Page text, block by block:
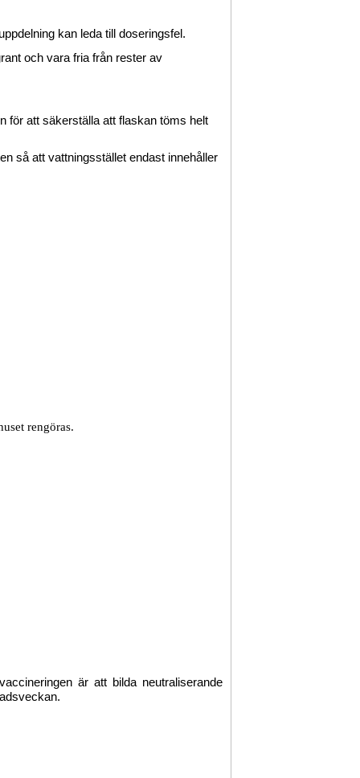
kan leda till doseringsfel.
och vara fria från rester av
för att säkerställa att flaskan töms helt
så att vattningsstället endast innehåller
rengöras.
är att bilda neutraliserande